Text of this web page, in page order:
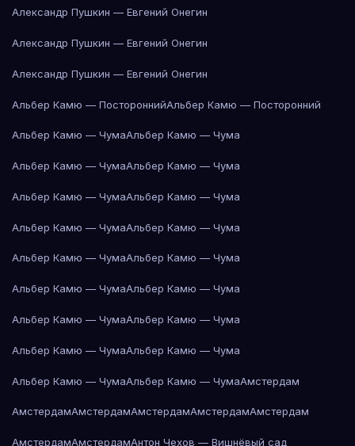
Александр Пушкин — Евгений Онегин
Александр Пушкин — Евгений Онегин
Александр Пушкин — Евгений Онегин
Альбер Камю — ПостороннийАльбер Камю — Посторонний
Альбер Камю — ЧумаАльбер Камю — Чума
Альбер Камю — ЧумаАльбер Камю — Чума
Альбер Камю — ЧумаАльбер Камю — Чума
Альбер Камю — ЧумаАльбер Камю — Чума
Альбер Камю — ЧумаАльбер Камю — Чума
Альбер Камю — ЧумаАльбер Камю — Чума
Альбер Камю — ЧумаАльбер Камю — Чума
Альбер Камю — ЧумаАльбер Камю — Чума
Альбер Камю — ЧумаАльбер Камю — ЧумаАмстердам
АмстердамАмстердамАмстердамАмстердамАмстердам
АмстердамАмстердамАнтон Чехов — Вишнёвый сад